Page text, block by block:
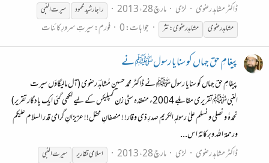
ڈاکٹر مشاہد رضوی
لڑی مارچ 28، 2013 راجا رشید محمود سیرتالنبی
مشاہدرضوی
مشاہدرضوی:نثر جوابات: 0 فورم:سیرتِ سرورِ کائنات
پیغامِ حق جہاں کو سنایا رسولﷺ نے
پیغامِ حق جہاں کو سنایا رسولﷺ نے ڈاکٹر محمد حسین مُشاہدؔ رضوی (آل مالیگاؤں سیرت
النبیﷺتقریری مقابلے 2004ء منعقدہ سٹی زن کمپلیکس کے لیے لکھی گئی ایک یادگار تقریر)
نحمدہٗ و نصلی و نسلم علیٰ رسولہٖ الکریم صدرِ ذی وقار! ! منصفانِ محفل!! عزیزانِ گرامی قدر السلام علیکم
ورحمۃ اللہ وبرکاتہٗ اس...
ڈاکٹر مشاہد رضوی
لڑی مارچ 28، 2013 اسلامی تقاریر سیرتالنبی